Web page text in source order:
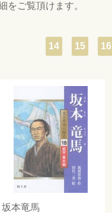
をご覧頂けます。
14 15 16
坂本竜馬